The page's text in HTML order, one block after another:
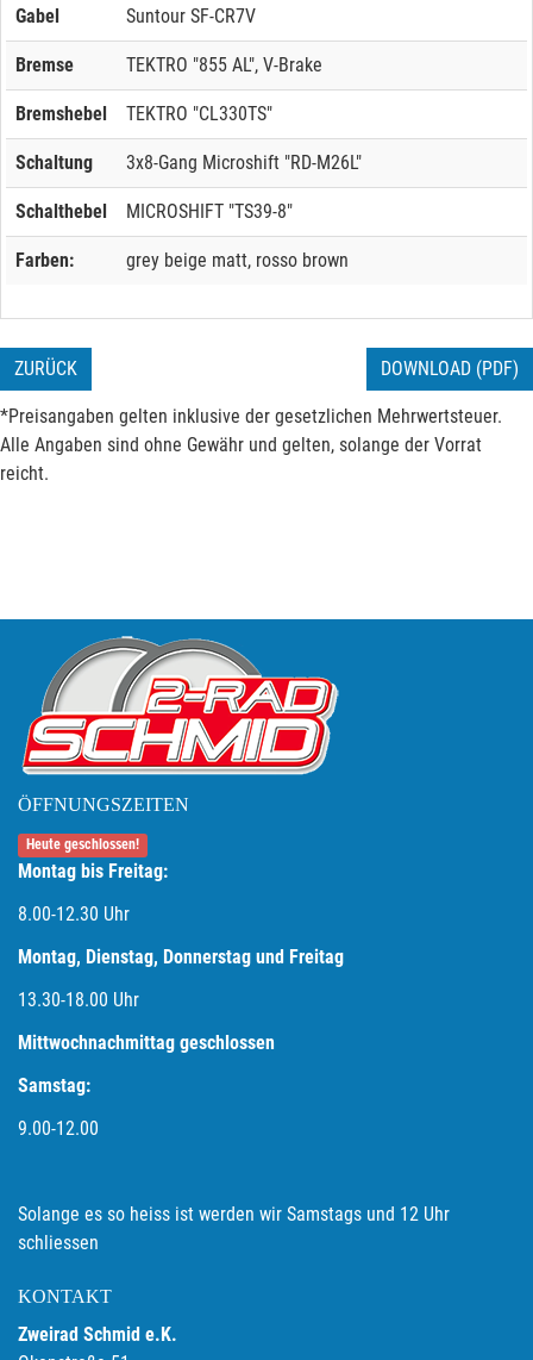
Gabel Suntour SF-CR7V
Bremse TEKTRO "855 AL", V-Brake
Bremshebel TEKTRO "CL330TS"
Schaltung 3x8-Gang Microshift "RD-M26L"
Schalthebel MICROSHIFT "TS39-8"
Farben: grey beige matt, rosso brown
ZURÜCK DOWNLOAD (PDF)
*Preisangaben gelten inklusive der gesetzlichen Mehrwertsteuer.
Alle Angaben sind ohne Gewähr und gelten, solange der Vorrat
reicht.
ÖFFNUNGSZEITEN
Heute geschlossen!
Montag bis Freitag:
8.00-12.30 Uhr
Montag, Dienstag, Donnerstag und Freitag
13.30-18.00 Uhr
Mittwochnachmittag geschlossen
Samstag:
9.00-12.00
Solange es so heiss ist werden wir Samstags und 12 Uhr
schliessen
KONTAKT
Zweirad Schmid e.K.